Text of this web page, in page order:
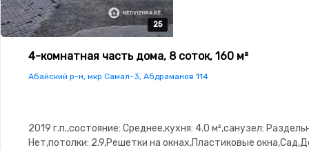
25
25
25
25
25
4-комнатная часть дома, 8 соток, 160 м²
Абайский р-н, мкр Самал-3, Абдраманов 114
2019 г.п.,состояние: Среднее,кухня: 4.0 м²,санузел:
Нет,потолки: 2.9,Решетки на окнах,Пластиковые